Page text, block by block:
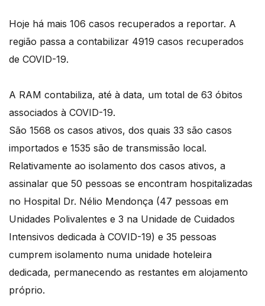
Hoje há mais 106 casos recuperados a reportar. A
região passa a contabilizar 4919 casos recuperados
de COVID-19.
A RAM contabiliza, até à data, um total de 63 óbitos
associados à COVID-19.
São 1568 os casos ativos, dos quais 33 são casos
importados e 1535 são de transmissão local.
Relativamente ao isolamento dos casos ativos, a
assinalar que 50 pessoas se encontram hospitalizadas
no Hospital Dr. Nélio Mendonça (47 pessoas em
Unidades Polivalentes e 3 na Unidade de Cuidados
Intensivos dedicada à COVID-19) e 35 pessoas
cumprem isolamento numa unidade hoteleira
dedicada, permanecendo as restantes em alojamento
próprio.